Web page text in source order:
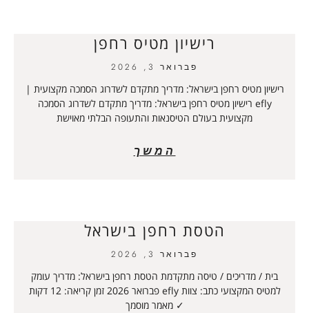
רישיון מטיס רחפן
פברואר 3, 2026
רישיון מטיס רחפן בישראל: מדריך מתקדם לשדרוג הסמכה מקצועית |
efly רישיון מטיס רחפן בישראל: מדריך מתקדם לשדרוג הסמכה
מקצועית בעולם הטיסנאות והתעופה הבלתי מאוישת
המשך
הטסת רחפן בישראל
פברואר 3, 2026
בית / מדריכים / טיסה מתקדמת הטסת רחפן בישראל: מדריך עומק
למטיס המקצועי כתב: צוות efly פברואר 2026 זמן קריאה: 12 דקות
✓ מאמר מוסמך